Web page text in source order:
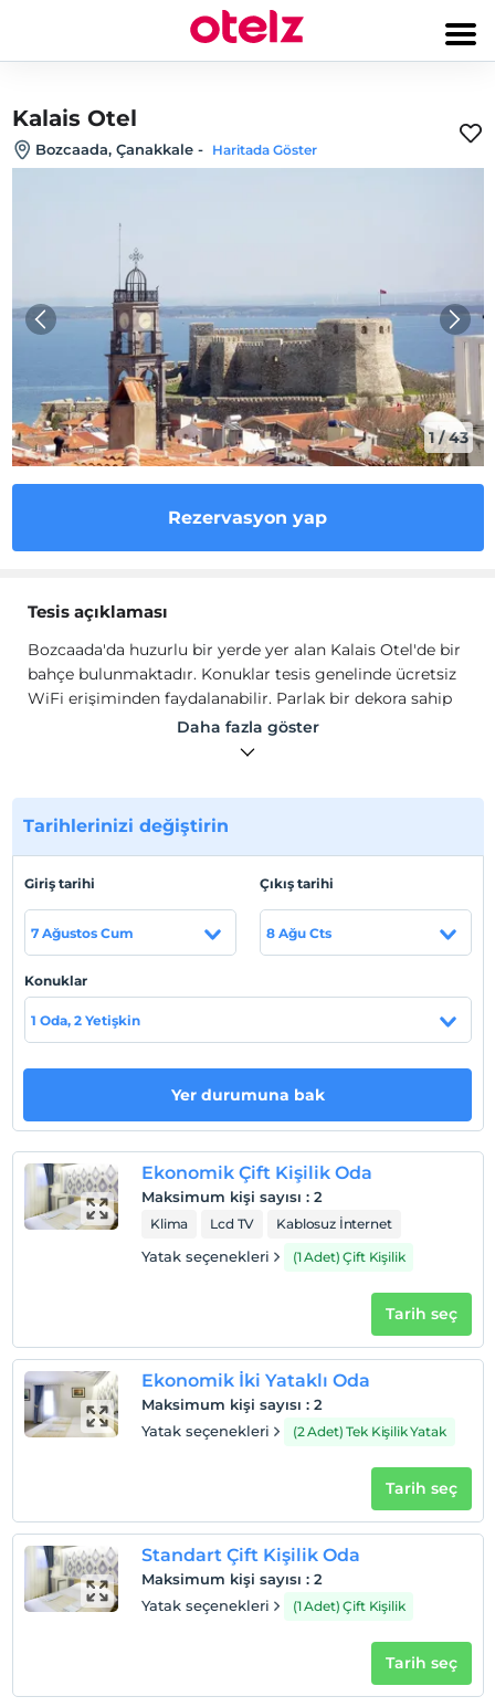
Kalais Otel
Bozcaada, Çanakkale - Haritada Göster
1/43
Rezervasyon yap
Tesis açıklaması
Bozcaada'da huzurlu bir yerde yer alan Kalais Otel'de bir
bahçe bulunmaktadır. Konuklar tesis genelinde ücretsiz
WiFi erişiminden faydalanabilir. Parlak bir dekora sahip
odaların her birinde klima ve gardırop yer alır. Bozcaada
Kalesi, tesise 8 dakikalık yürüme mesafesindedir.
uzaklıktadır.
Bozcaada'da huzurlu bir yerde yer alan Kalais Otel'de bir
odaların her birinde klima ve gardırop yer alır. Bozcaada
Kalesi, tesise 8 dakikalık yürüme mesafesindedir.
Bozcaada Feribot İskelesi ise yürüyerek 9 dakika
Tesis lokasyon bilgileri
Bozcaada Kalesi, tesise 8 dakikalık yürüme
mesafesindedir. Bozcaada Feribot İskelesi ise yürüyerek
9 dakika uzaklıktadır.
Haritada Göster
Otel koşulları
Check/out
En geç saat 11:00 ve öncesi
Evcil Hayvan
Evcil hayvan kabul edilmemektedir.
Çocuklar
2 yaşına kadar olan bebekler ücretsizdir.
Her bir oda için 6 yaşına kadar 1 çocuk ücretsizdir
Daha fazla göster
Tarihlerinizi değiştirin
Giriş tarihi
7 Ağustos Cum
Çıkış tarihi
8 Ağu Cts
Konuklar
1 Oda, 2 Yetişkin
Yer durumuna bak
Ekonomik Çift Kişilik Oda
Maksimum kişi sayısı : 2
Klima Lcd TV Kablosuz İnternet
Yatak seçenekleri (1 Adet) Çift Kişilik
Tarih seç
Ekonomik İki Yataklı Oda
Maksimum kişi sayısı : 2
Yatak seçenekleri
(2 Adet) Tek Kişilik Yatak
Tarih seç
Standart Çift Kişilik Oda
Maksimum kişi sayısı : 2
Yatak seçenekleri
(1 Adet) Çift Kişilik
Tarih seç